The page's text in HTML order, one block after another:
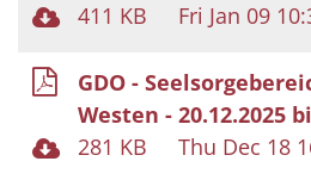
411 KB
Fri Jan 09
GDO -
Westen - 20.12.2025
281 KB
Thu Dec 18